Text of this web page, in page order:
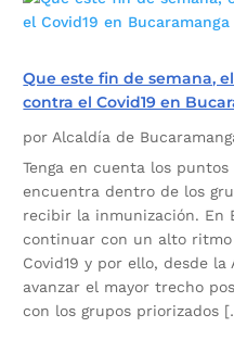
Que este fin de semana,
contra el Covid19 en
porAlcaldía de
Tenga en cuenta los
encuentra dentro de los
recibir la inmunización. En
continuar con un alto
Covid19 y por ello, desde
avanzar el mayor trecho
con los grupos priorizados